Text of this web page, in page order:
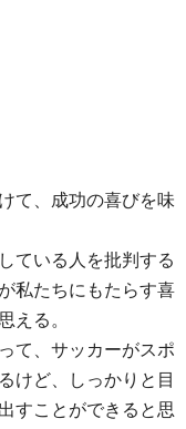
て、成功の喜びを味
ている人を批判する
私たちにもたらす喜
える。
て、サッカーがスポ
けど、しっかりと目
すことができると思